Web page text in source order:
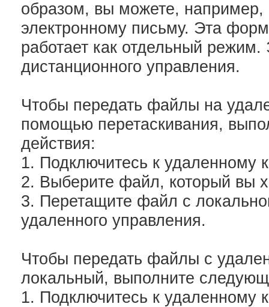
образом, вы можете, например,
электронному письму. Эта
работает как отдельный режим.
дистанционного управления.
Чтобы передать файлы на
помощью перетаскивания,
действия:
1. Подключитесь к удаленному
2. Выберите файл, который вы
3. Перетащите файл с
удаленного управления.
Чтобы передать файлы с
локальный, выполните
1. Подключитесь к удаленному